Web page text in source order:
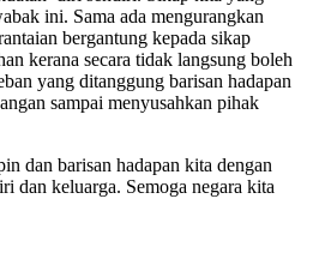
ini. Sama ada mengurangkan
bergantung kepada sikap
kerana secara tidak langsung boleh
yang ditanggung barisan hadapan
sampai menyusahkan pihak
dan barisan hadapan kita dengan
dan keluarga. Semoga negara kita